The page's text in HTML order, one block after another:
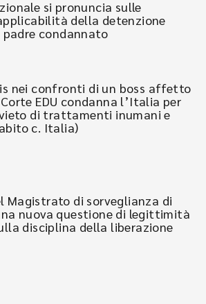
si pronuncia sulle
della detenzione
condannato
nei confronti di un boss affetto
EDU condanna l’Italia per
di trattamenti inumani e
c. Italia)
Magistrato di sorveglianza di
nuova questione di legittimità
disciplina della liberazione